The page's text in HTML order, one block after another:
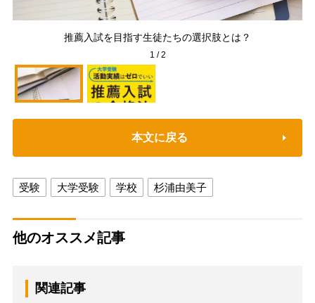
推薦入試を目指す生徒たちの選択肢とは？
1 /2
本文に戻る
受験 大学受験 学校 杉浦由美子
他のオススメ記事
関連記事